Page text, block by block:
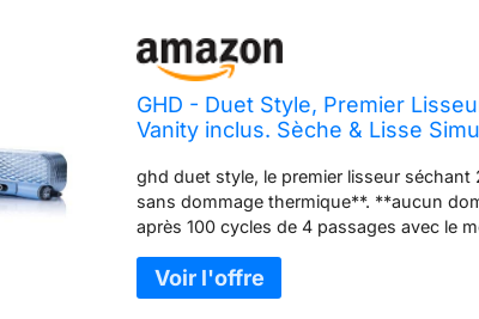
GHD - Duet Style, Premier
Vanity inclus. Sèche & Lisse
ghd duet style, le premier lisseur
sans dommage thermique**. **aucun
après 100 cycles de 4 passages avec le
Des Cheveux 2x plus brillants****.
Mode Shine Shot – cheveux secs